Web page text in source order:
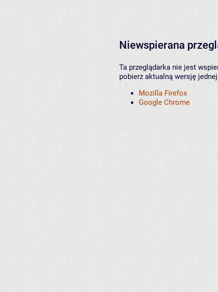
Niewspierana
Ta przeglądarka nie jest
pobierz aktualną wersję
Mozilla Firefox
Google Chrome